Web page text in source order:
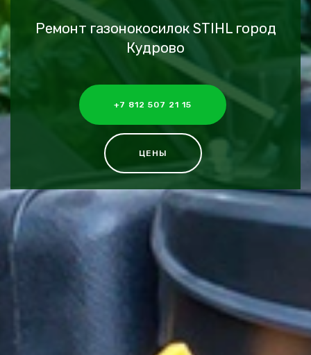
Ремонт газонокосилок STIHL город
Кудрово
+7 812 507 21 15
ЦЕНЫ